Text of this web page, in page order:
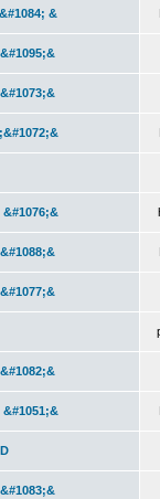
&
&#1076;&
&#1051;&